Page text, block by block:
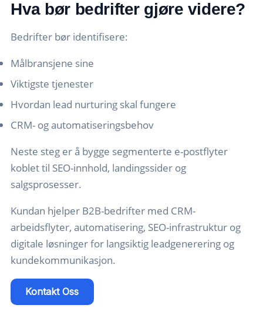
Hva bør bedrifter gjøre videre?
Bedrifter bør identifisere:
Målbransjene sine
Viktigste tjenester
Hvordan lead nurturing skal fungere
CRM- og automatiseringsbehov
Neste steg er å bygge segmenterte e-postflyter
koblet til SEO-innhold, landingssider og
salgsprosesser.
Kundan hjelper B2B-bedrifter med CRM-
arbeidsflyter, automatisering, SEO-infrastruktur og
digitale løsninger for langsiktig leadgenerering og
kundekommunikasjon.
Kontakt Oss